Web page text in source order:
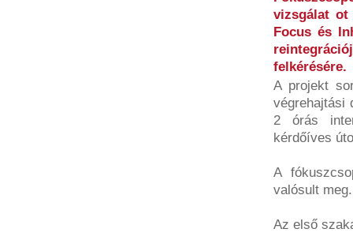
vizsgálat ot
Focus és
felkérésére.
A projekt
végrehajtási
2 órás
kérdőíves
A
valósult meg.
Az első